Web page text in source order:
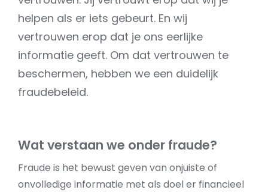
helpen als er iets gebeurt. En wij
vertrouwen erop dat je ons eerlijke
informatie geeft. Om dat vertrouwen te
beschermen, hebben we een duidelijk
fraudebeleid.
Wat verstaan we onder fraude?
Fraude is het bewust geven van onjuiste of
onvolledige informatie met als doel er financieel